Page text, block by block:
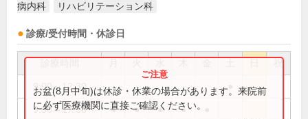
病内科
リハビリテーション科
診療/受付時間・休診日
祝
9:00～12:30
9:00～17:30 ● ● ● ●
お盆(8月中旬)は休診・休業の場合があります。来院前
に必ず医療機関に直接ご確認ください。